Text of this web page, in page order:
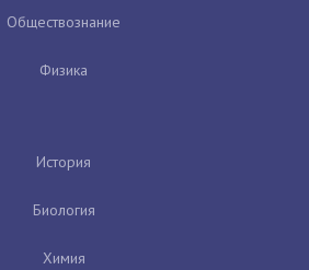
Обществознание
Физика
История
Биология
Химия